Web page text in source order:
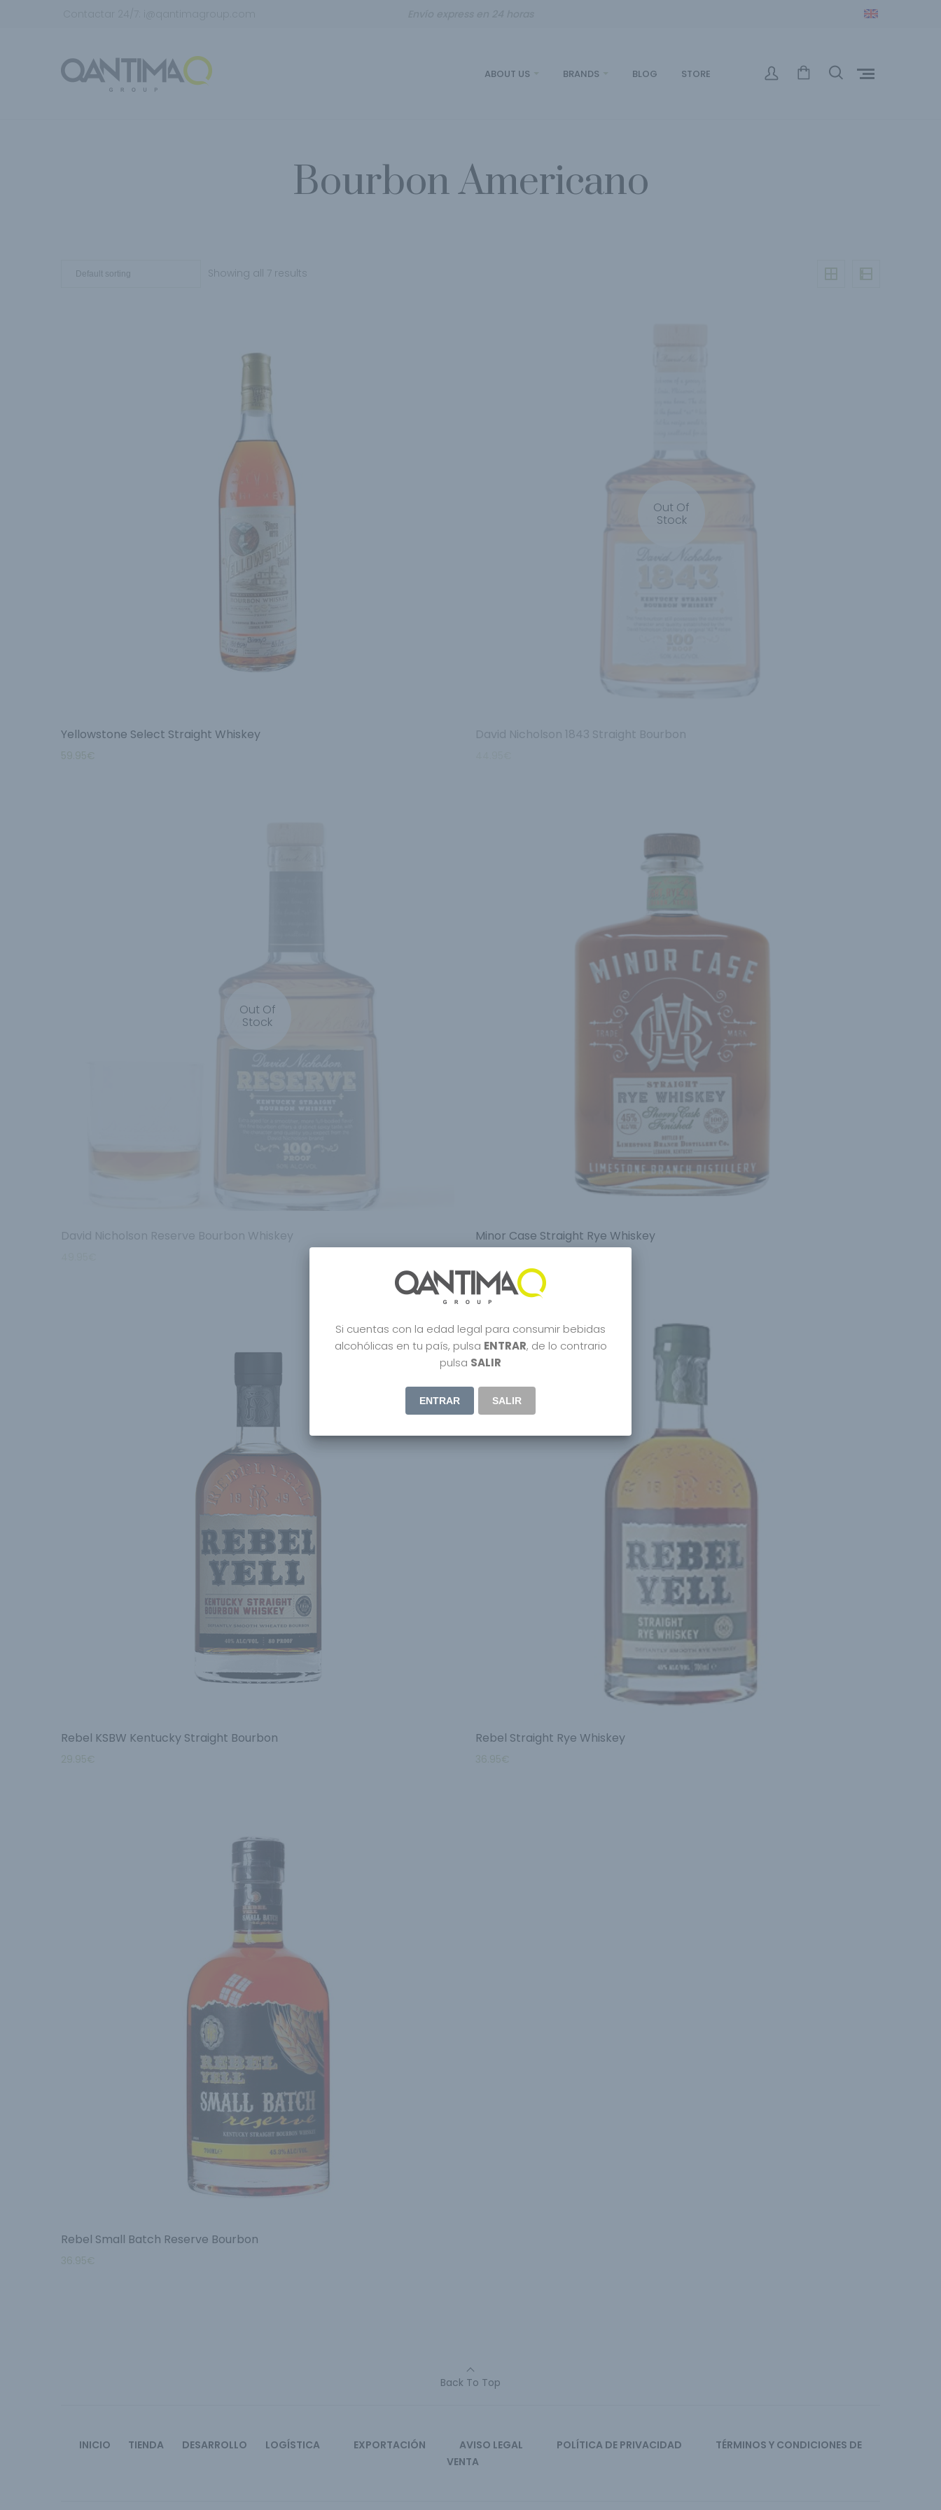
ABOUT US BRANDS BLOG STORE
Bourbon Americano
Showing all 7 results
Yellowstone Select Straight Whiskey
59.95€
Out Of
Stock
David Nicholson 1843 Straight Bourbon
Out Of
Stock
David Nicholson Reserve Bourbon Whiskey Minor Case Straight Rye Whiskey
Rebel KSBW Kentucky Straight Bourbon
29.95€
Rebel Straight Rye Whiskey
36.95€
Rebel Small Batch Reserve Bourbon
36.95€
Back To Top
INICIO TIENDA DESARROLLO LOGÍSTICA EXPORTACIÓN AVISO LEGAL POLÍTICA DE PRIVACIDAD
TÉRMINOS Y CONDICIONES DE
VENTA
Si cuentas con la edad legal para consumir bebidas
alcohólicas en tu país, pulsa ENTRAR, de lo contrario
pulsa SALIR
ENTRAR SALIR